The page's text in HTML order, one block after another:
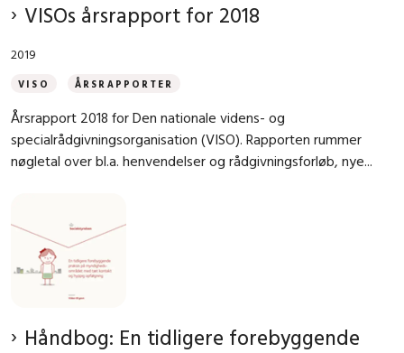
VISOs årsrapport for 2018
2019
VISO ÅRSRAPPORTER
Årsrapport 2018 for Den nationale videns- og
specialrådgivningsorganisation (VISO). Rapporten rummer
nøgletal over bl.a. henvendelser og rådgivningsforløb, nye...
Håndbog: En tidligere forebyggende